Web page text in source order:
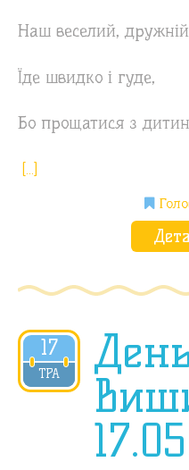
Наш веселий,
Їде швидко і гуде,
Бо прощатися з
[…]
17
ТРА
2018